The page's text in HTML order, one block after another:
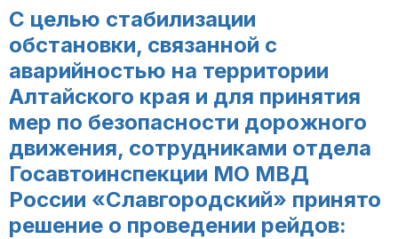
С целью стабилизации
обстановки, связанной с
аварийностью на территории
Алтайского края и для принятия
мер по безопасности дорожного
движения, сотрудниками отдела
Госавтоинспекции МО МВД
России «Славгородский» принято
решение о проведении рейдов: